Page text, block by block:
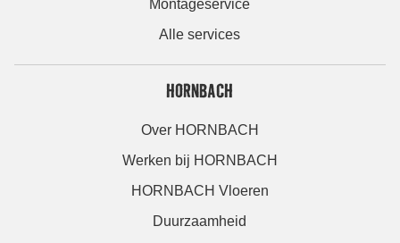
Montageservice
Alle services
HORNBACH
Over HORNBACH
Werken bij HORNBACH
HORNBACH Vloeren
Duurzaamheid